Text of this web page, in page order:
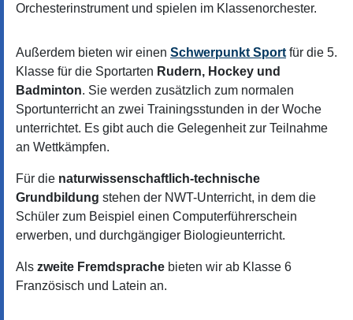
Orchesterinstrument und spielen im Klassenorchester.
Außerdem bieten wir einen Schwerpunkt Sport für die 5.
Klasse für die Sportarten Rudern, Hockey und
Badminton. Sie werden zusätzlich zum normalen
Sportunterricht an zwei Trainingsstunden in der Woche
unterrichtet. Es gibt auch die Gelegenheit zur Teilnahme
an Wettkämpfen.
Für die naturwissenschaftlich-technische
Grundbildung stehen der NWT-Unterricht, in dem die
Schüler zum Beispiel einen Computerführerschein
erwerben, und durchgängiger Biologieunterricht.
Als zweite Fremdsprache bieten wir ab Klasse 6
Französisch und Latein an.